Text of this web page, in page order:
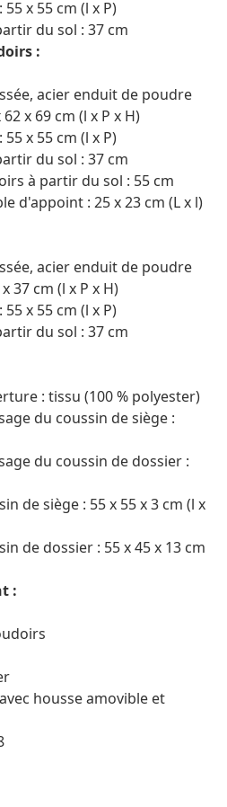
x 55 cm (l x P)
du sol : 37 cm
:
acier enduit de poudre
x 69 cm (l x P x H)
x 55 cm (l x P)
du sol : 37 cm
à partir du sol : 55 cm
d'appoint : 25 x 23 cm (L x l)
acier enduit de poudre
37 cm (l x P x H)
x 55 cm (l x P)
du sol : 37 cm
: tissu (100 % polyester)
du coussin de siège :
du coussin de dossier :
de siège : 55 x 55 x 3 cm (l x
de dossier : 55 x 45 x 13 cm
:
housse amovible et